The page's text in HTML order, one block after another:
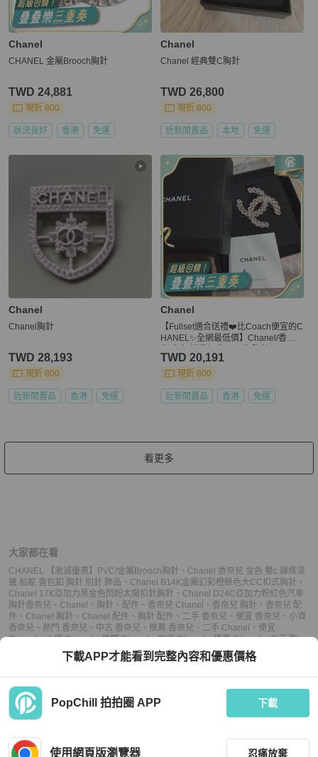
Chanel
CHANEL 金屬Brooch胸針
TWD 24,881
現折 800
狀況良好 香港 免運
Chanel
Chanel 經典雙C胸針
TWD 26,800
現折 800
近新閒置品 本地 免運
Chanel
Chanel胸針
TWD 28,193
現折 800
近新閒置品 香港 免運
Chanel
【Fullset適合送禮❤️比Coach便宜的C
HANEL✨全網最低價】Chanel/香奈
TWD 20,191
現折 800
近新閒置品 香港 免運
看更多
大家都在看
CHANEL 【激減優惠】PVC/金屬Brooch胸針 、 Chanel 香奈兒 金色 雙c 鍊條滾
邊 船舵 書包釦 胸針 別針 飾品 、 Chanel B14K金屬幻彩橙綠色大CC扣式胸針 、
Chanel 17K亞加力黑金色閃粉太陽扣針胸針 、 Chanel D24C亞加力粉紅色汽車
胸針香奈兒 、 Chanel 、 胸針 、 配件 、 香奈兒 Chanel 、 香奈兒 胸針 、 香奈兒 配
件 、 Chanel 胸針 、 Chanel 配件 、 胸針 配件 、 二手 香奈兒 、 便宜 香奈兒 、 小資
香奈兒 、 熱門 香奈兒 、 中古 香奈兒 、 推薦 香奈兒 、 二手 Chanel 、 便宜
Chanel、小資 Chanel、熱門 Chanel、中古 Chanel、推薦 Chanel、二手 胸
、小資 胸針、 熱門 胸針、中古 胸針、推薦 胸針、二手 配件
小資 配件、熱門 配件、中古 配件、推薦 配件
下載APP才能看到完整內容和優惠價格
PopChill 拍拍圈 APP 下載
使用網頁版瀏覽器 忍痛放棄